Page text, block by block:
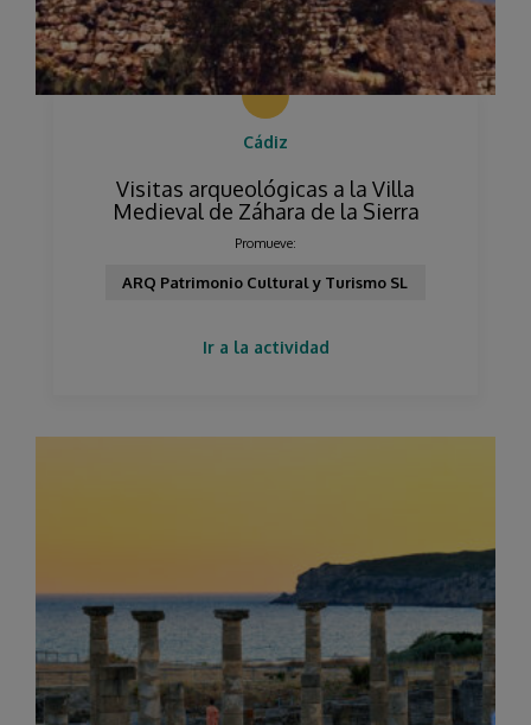
Cádiz
Visitas arqueológicas a la Villa
Medieval de Záhara de la Sierra
Promueve:
ARQ Patrimonio Cultural y Turismo SL
Ir a la actividad